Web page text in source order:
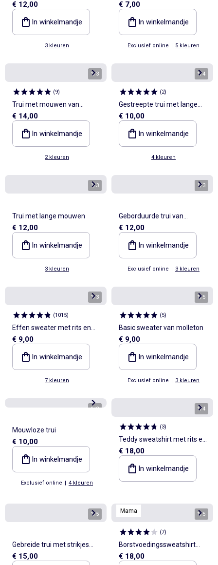
pointelletricot
€ 12,00
In winkelmandje
3 kleuren
molton
€ 7,00
In winkelmandje
Exclusief online | 5 kleuren
1/3
(9)
Trui met mouwen van
katoenen voile
€ 14,00
In winkelmandje
2 kleuren
1/4
(2)
Gestreepte trui met lange
mouwen en polokraag
€ 10,00
In winkelmandje
4 kleuren
1/3
Trui met lange mouwen
€ 12,00
In winkelmandje
3 kleuren
1/3
Geborduurde trui van
pointelletricot
€ 12,00
In winkelmandje
Exclusief online | 3 kleuren
1/3
(1015)
Effen sweater met rits en
capuchon
€ 9,00
In winkelmandje
7 kleuren
1/5
(5)
Basic sweater van molleton
€ 9,00
In winkelmandje
Exclusief online | 3 kleuren
1/3
Mouwloze trui
€ 10,00
In winkelmandje
Exclusief online | 4 kleuren
1/4
(3)
Teddy sweatshirt met rits en
opstaande kraag
€ 18,00
In winkelmandje
1/5
Gebreide trui met strikjes
aan de voorkant
€ 15,00
Mama 1/5
(7)
Borstvoedingssweatshirt
met print
€ 18,00